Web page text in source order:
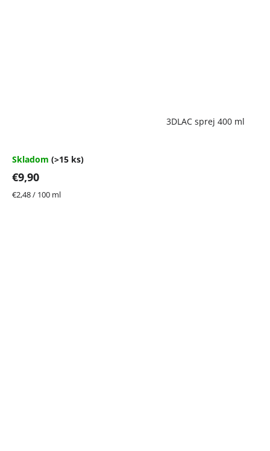
3DLAC sprej 400 ml
4,7
5
hviezdičiek.
Skladom (>15 ks)
€9,90
Jednotková
€2,48 / 100 ml